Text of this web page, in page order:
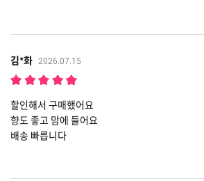
김*화 2026.07.15
할인해서 구매했어요
향도 좋고 맘에 들어요
배송 빠릅니다